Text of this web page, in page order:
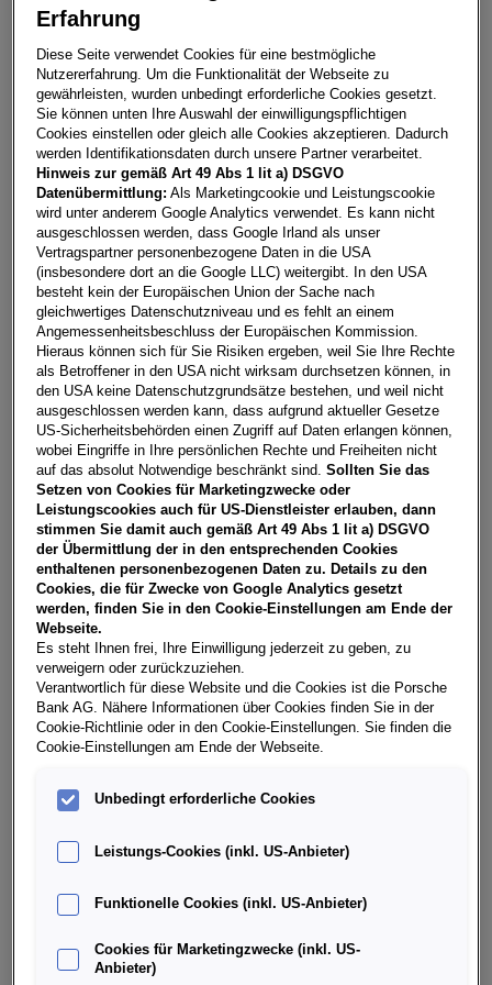
Kamiq Selection TSI
4400 Steyr
Leasing Kredit
€292,62**
pro Monat
Laufzeit
60 Monate
pro Jahr
15.000 km
Eigenleistung
€5.000
Händler kontaktieren
Online-Abschluss anfragen
**Freibleibendes Musterangebot für Mietleasing inkl. USt,
NoVA, zzgl. gesetzl. Vertragsgebühr EUR 148,88 und
Bearbeitungskosten EUR 0,00. Ihr Verkaufsberater freut
sich darauf, Ihnen ein individuelles Angebot erstellen zu
können.
Teilen PDF herunterladen
Weitere Infos & Daten
Fahrzeugdaten
Ausstattung
Finanzierung über die Porsche Bank
Händlerinformation
Erfahrung
Diese Seite verwendet Cookies für eine bestmögliche
Nutzererfahrung. Um die Funktionalität der Webseite zu
gewährleisten, wurden unbedingt erforderliche Cookies gesetzt.
Sie können unten Ihre Auswahl der einwilligungspflichtigen
Cookies einstellen oder gleich alle Cookies akzeptieren. Dadurch
werden Identifikationsdaten durch unsere Partner verarbeitet.
Hinweis zur gemäß Art 49 Abs 1 lit a) DSGVO
Datenübermittlung: Als Marketingcookie und Leistungscookie
wird unter anderem Google Analytics verwendet. Es kann nicht
ausgeschlossen werden, dass Google Irland als unser
Vertragspartner personenbezogene Daten in die USA
(insbesondere dort an die Google LLC) weitergibt. In den USA
besteht kein der Europäischen Union der Sache nach
gleichwertiges Datenschutzniveau und es fehlt an einem
Angemessenheitsbeschluss der Europäischen Kommission.
Hieraus können sich für Sie Risiken ergeben, weil Sie Ihre Rechte
als Betroffener in den USA nicht wirksam durchsetzen können, in
den USA keine Datenschutzgrundsätze bestehen, und weil nicht
ausgeschlossen werden kann, dass aufgrund aktueller Gesetze
US-Sicherheitsbehörden einen Zugriff auf Daten erlangen können,
wobei Eingriffe in Ihre persönlichen Rechte und Freiheiten nicht
auf das absolut Notwendige beschränkt sind.Sollten Sie das
Setzen von Cookies für Marketingzwecke oder
Leistungscookies auch für US-Dienstleister erlauben, dann
stimmen Sie damit auch gemäß Art 49 Abs 1 lit a) DSGVO
der Übermittlung der in den entsprechenden Cookies
enthaltenen personenbezogenen Daten zu. Details zu den
Cookies, die für Zwecke von Google Analytics gesetzt
werden, finden Sie in den Cookie-Einstellungen am Ende der
Webseite.
Es steht Ihnen frei, Ihre Einwilligung jederzeit zu geben, zu
verweigern oder zurückzuziehen.
Verantwortlich für diese Website und die Cookies ist die Porsche
Bank AG. Nähere Informationen über Cookies finden Sie in der
Cookie-Richtlinie oder in den Cookie-Einstellungen. Sie finden die
Cookie-Einstellungen am Ende der Webseite.
Unbedingt erforderliche Cookies
Leistungs-Cookies (inkl. US-Anbieter)
Funktionelle Cookies (inkl. US-Anbieter)
Cookies für Marketingzwecke (inkl. US-
Anbieter)